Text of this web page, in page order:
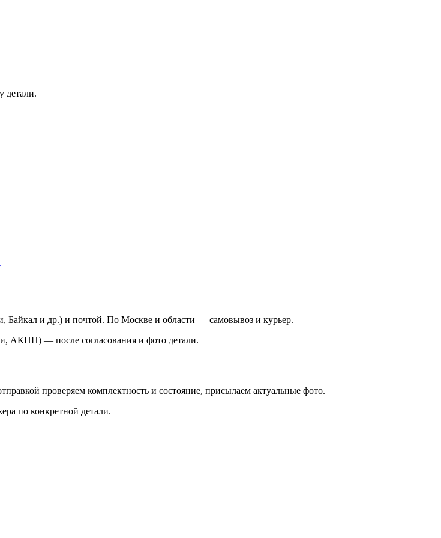
детали.
и др.) и почтой. По Москве и области — самовывоз и курьер.
АКПП) — после согласования и фото детали.
проверяем комплектность и состояние, присылаем актуальные фото.
по конкретной детали.